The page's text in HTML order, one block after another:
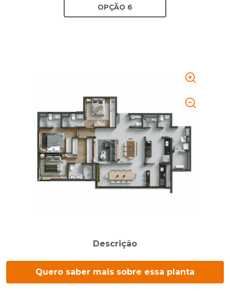
OPÇÃO 6
Descrição
Quero saber mais sobre essa planta